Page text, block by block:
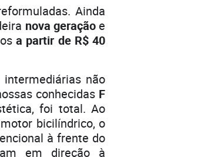
Ainda
nova geraçãoe
a partir de R$ 40
não
conhecidas F
foi total. Ao
bicilíndrico, o
à frente do
em direção à